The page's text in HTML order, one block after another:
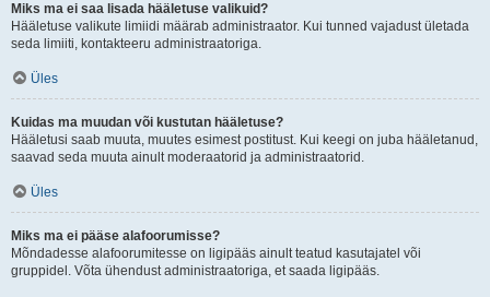
Miks ma ei saa lisada hääletuse valikuid?
Hääletuse valikute limiidi määrab administraator. Kui tunned vajadust ületada
seda limiiti, kontakteeru administraatoriga.
Üles
Kuidas ma muudan või kustutan hääletuse?
Hääletusi saab muuta, muutes esimest postitust. Kui keegi on juba hääletanud,
saavad seda muuta ainult moderaatorid ja administraatorid.
Üles
Miks ma ei pääse alafoorumisse?
Mõndadesse alafoorumitesse on ligipääs ainult teatud kasutajatel või
gruppidel. Võta ühendust administraatoriga, et saada ligipääs.